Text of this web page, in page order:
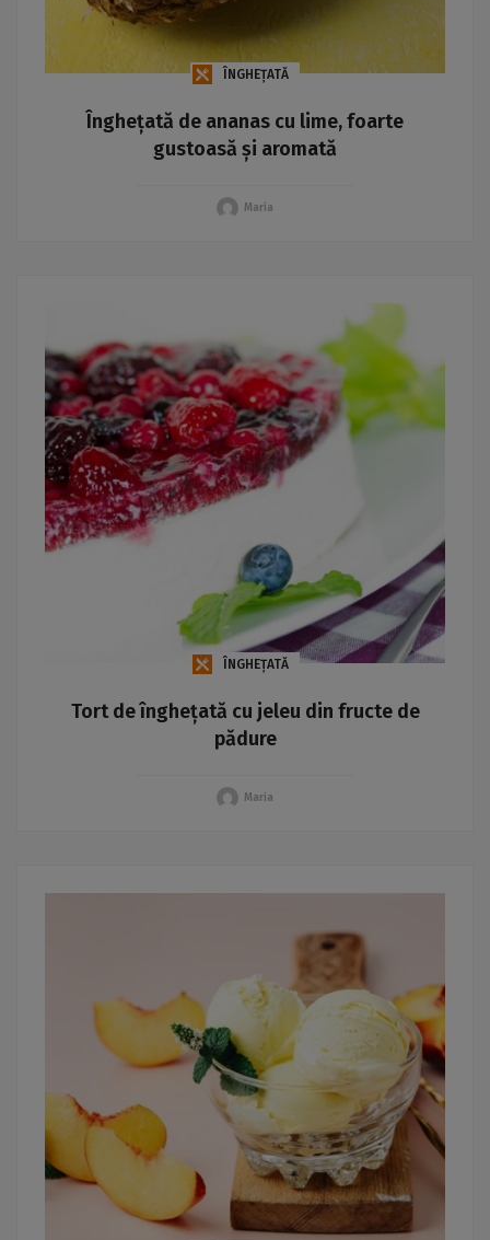
ÎNGHEȚATĂ
Înghețată de ananas cu lime, foarte
gustoasă și aromată
Maria
ÎNGHEȚATĂ
Tort de înghețată cu jeleu din fructe de
pădure
Maria